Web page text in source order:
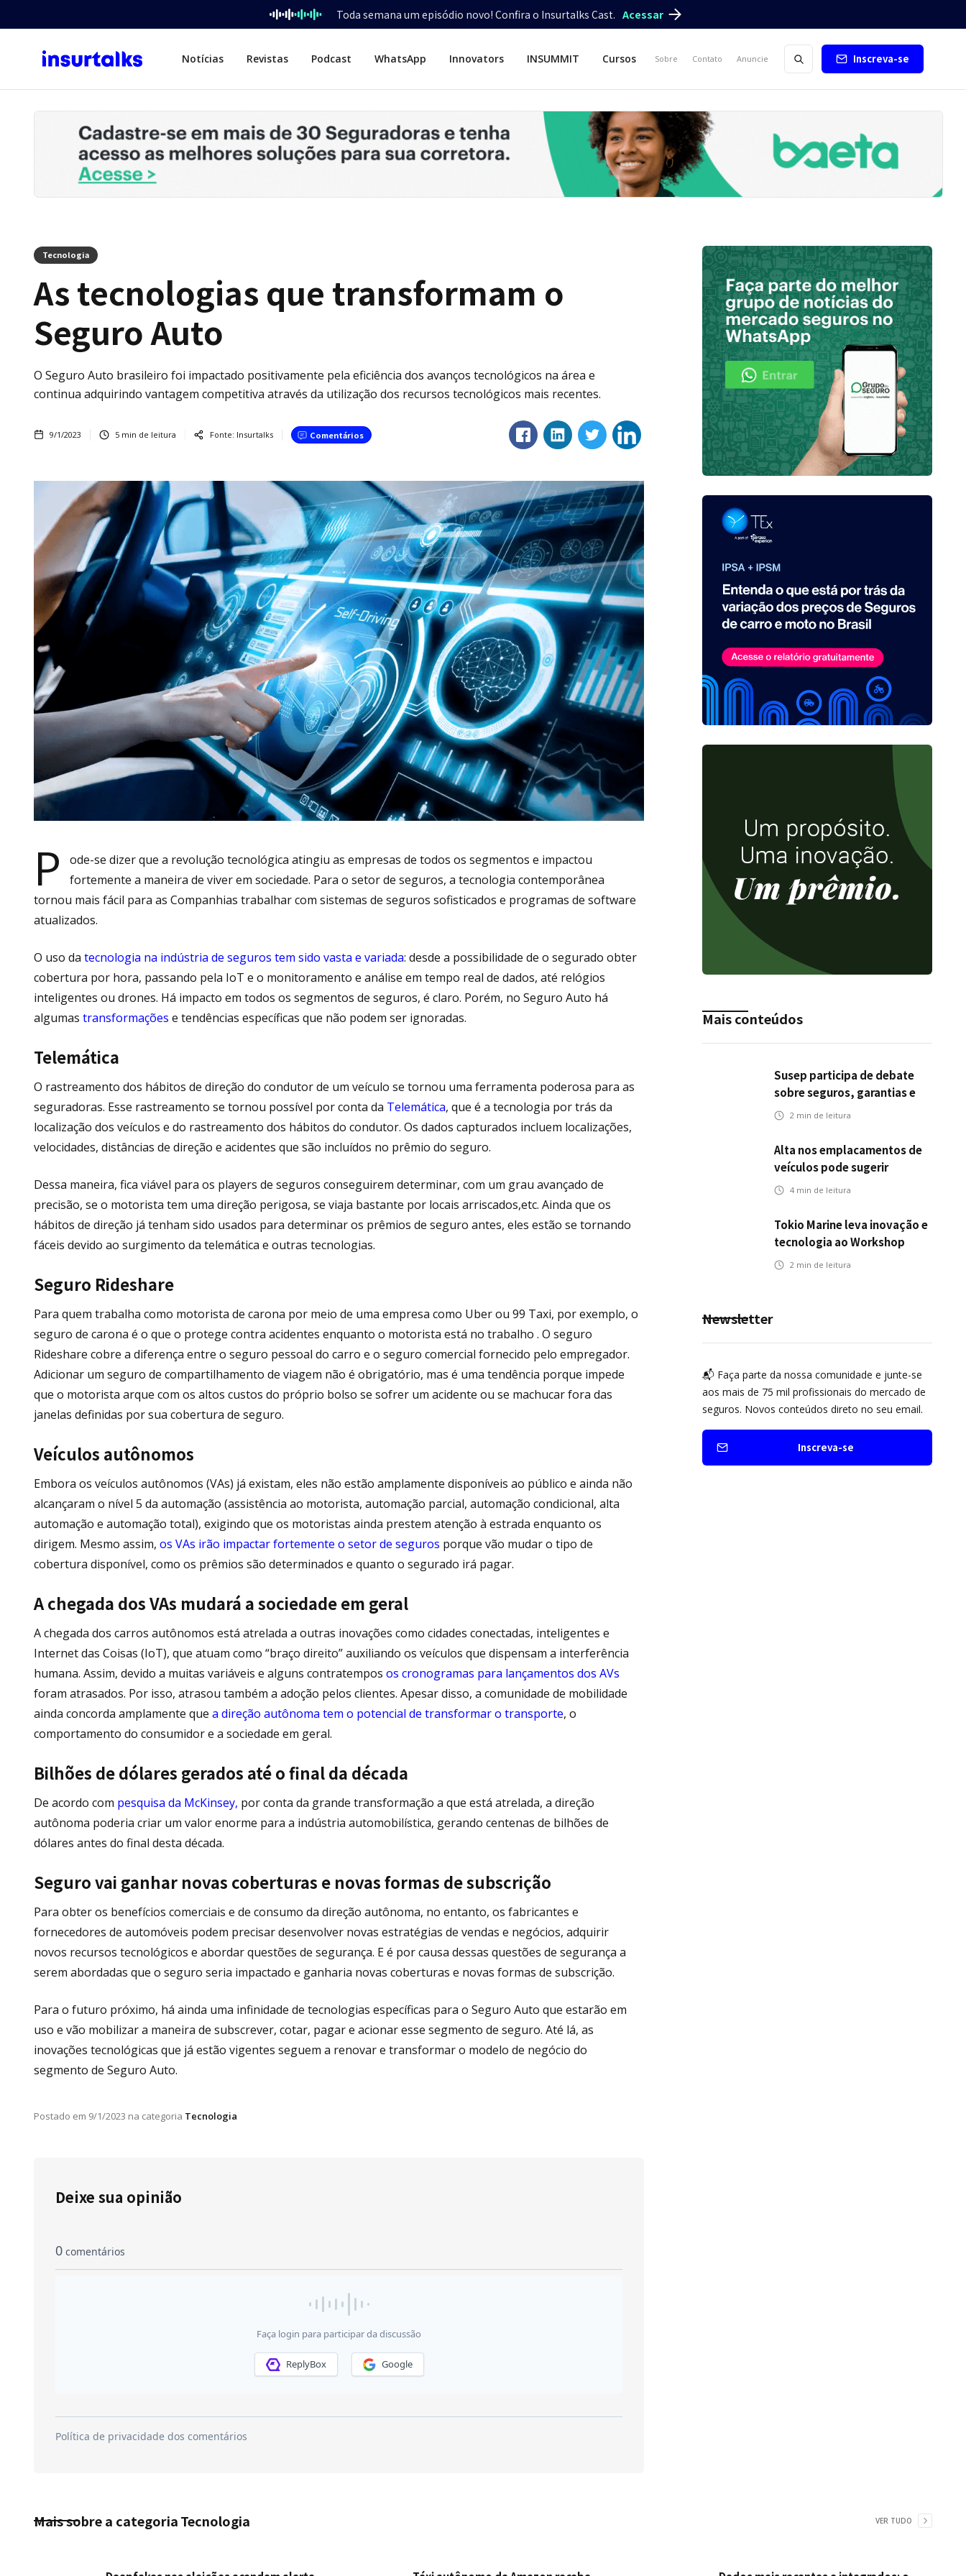
Toda semana um episódio novo! Confira o Insurtalks Cast. Acessar
Notícias Revistas Podcast WhatsApp Innovators INSUMMIT Cursos Sobre Contato Anuncie Inscreva-se
Tecnologia
As tecnologias que transformam o
Seguro Auto
O Seguro Auto brasileiro foi impactado positivamente pela eficiência dos avanços tecnológicos na área e
continua adquirindo vantagem competitiva através da utilização dos recursos tecnológicos mais recentes.
9/1/2023 5 min de leitura Fonte: Insurtalks Comentários
P
ode-se dizer que a revolução tecnológica atingiu as empresas de todos os segmentos e impactou
fortemente a maneira de viver em sociedade. Para o setor de seguros, a tecnologia contemporânea
tornou mais fácil para as Companhias trabalhar com sistemas de seguros sofisticados e programas de software
atualizados.
O uso da tecnologia na indústria de seguros tem sido vasta e variada: desde a possibilidade de o segurado obter
cobertura por hora, passando pela IoT e o monitoramento e análise em tempo real de dados, até relógios
inteligentes ou drones. Há impacto em todos os segmentos de seguros, é claro. Porém, no Seguro Auto há
algumas transformações e tendências específicas que não podem ser ignoradas.
Telemática
O rastreamento dos hábitos de direção do condutor de um veículo se tornou uma ferramenta poderosa para as
seguradoras. Esse rastreamento se tornou possível por conta da Telemática, que é a tecnologia por trás da
localização dos veículos e do rastreamento dos hábitos do condutor. Os dados capturados incluem localizações,
velocidades, distâncias de direção e acidentes que são incluídos no prêmio do seguro.
Dessa maneira, fica viável para os players de seguros conseguirem determinar, com um grau avançado de
precisão, se o motorista tem uma direção perigosa, se viaja bastante por locais arriscados,etc. Ainda que os
hábitos de direção já tenham sido usados ​​para determinar os prêmios de seguro antes, eles estão se tornando
fáceis devido ao surgimento da telemática e outras tecnologias.
Seguro Rideshare
Para quem trabalha como motorista de carona por meio de uma empresa como Uber ou 99 Taxi, por exemplo, o
seguro de carona é o que o protege contra acidentes enquanto o motorista está no trabalho . O seguro
Rideshare cobre a diferença entre o seguro pessoal do carro e o seguro comercial fornecido pelo empregador.
Adicionar um seguro de compartilhamento de viagem não é obrigatório, mas é uma tendência porque impede
que o motorista arque com os altos custos do próprio bolso se sofrer um acidente ou se machucar fora das
janelas definidas por sua cobertura de seguro.
Veículos autônomos
Embora os veículos autônomos (VAs) já existam, eles não estão amplamente disponíveis ao público e ainda não
alcançaram o nível 5 da automação (assistência ao motorista, automação parcial, automação condicional, alta
automação e automação total), exigindo que os motoristas ainda prestem atenção à estrada enquanto os
dirigem. Mesmo assim, os VAs irão impactar fortemente o setor de seguros porque vão mudar o tipo de
cobertura disponível, como os prêmios são determinados e quanto o segurado irá pagar.
A chegada dos VAs mudará a sociedade em geral
A chegada dos carros autônomos está atrelada a outras inovações como cidades conectadas, inteligentes e
Internet das Coisas (IoT), que atuam como “braço direito” auxiliando os veículos que dispensam a interferência
humana. Assim, devido a muitas variáveis e alguns contratempos os cronogramas para lançamentos dos AVs
foram atrasados. Por isso, atrasou também a adoção pelos clientes. Apesar disso, a comunidade de mobilidade
ainda concorda amplamente que a direção autônoma tem o potencial de transformar o transporte, o
comportamento do consumidor e a sociedade em geral.
Bilhões de dólares gerados até o final da década
De acordo com pesquisa da McKinsey, por conta da grande transformação a que está atrelada, a direção
autônoma poderia criar um valor enorme para a indústria automobilística, gerando centenas de bilhões de
dólares antes do final desta década.
Seguro vai ganhar novas coberturas e novas formas de subscrição
Para obter os benefícios comerciais e de consumo da direção autônoma, no entanto, os fabricantes e
fornecedores de automóveis podem precisar desenvolver novas estratégias de vendas e negócios, adquirir
novos recursos tecnológicos e abordar questões de segurança. E é por causa dessas questões de segurança a
serem abordadas que o seguro seria impactado e ganharia novas coberturas e novas formas de subscrição.
Para o futuro próximo, há ainda uma infinidade de tecnologias específicas para o Seguro Auto que estarão em
uso e vão mobilizar a maneira de subscrever, cotar, pagar e acionar esse segmento de seguro. Até lá, as
inovações tecnológicas que já estão vigentes seguem a renovar e transformar o modelo de negócio do
segmento de Seguro Auto.
Postado em 9/1/2023 na categoria Tecnologia
Deixe sua opinião
Mais conteúdos
Susep participa de debate
sobre seguros, garantias e
riscos em infraestrutura de
2 min de leitura
Alta nos emplacamentos de
veículos pode sugerir
oportunidades para o seguro
4 min de leitura
Tokio Marine leva inovação e
tecnologia ao Workshop
Integrativo da Poli-USP
2 min de leitura
Newsletter
📬 Faça parte da nossa comunidade e junte-se
aos mais de 75 mil profissionais do mercado de
seguros. Novos conteúdos direto no seu email.
Inscreva-se
Mais sobre a categoriaTecnologia VER TUDO